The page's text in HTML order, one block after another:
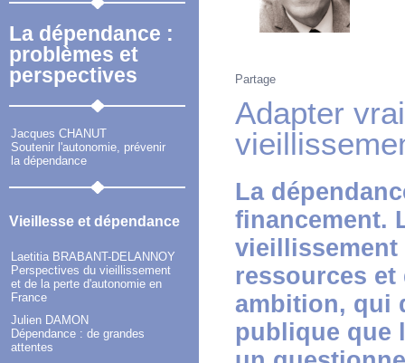
La dépendance :
problèmes et
perspectives
Jacques CHANUT
Soutenir l'autonomie, prévenir
la dépendance
Vieillesse et dépendance
Laetitia BRABANT-DELANNOY
Perspectives du vieillissement
et de la perte d'autonomie en
France
Julien DAMON
Dépendance : de grandes
attentes
Partage
Adapter
La
financement.
vieillissement
ressources
ambition, qui
publique que